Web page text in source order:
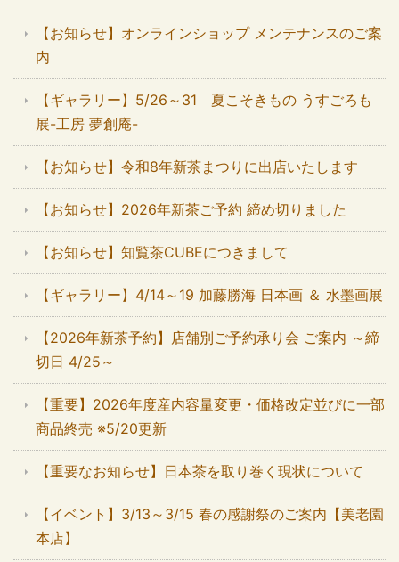
【お知らせ】オンラインショップ メンテナンスのご案
内
【ギャラリー】5/26～31 夏こそきもの うすごろも
展-工房 夢創庵-
【お知らせ】令和8年新茶まつりに出店いたします
【お知らせ】2026年新茶ご予約 締め切りました
【お知らせ】知覧茶CUBEにつきまして
【ギャラリー】4/14～19 加藤勝海 日本画 ＆ 水墨画展
【2026年新茶予約】店舗別ご予約承り会 ご案内 ～締
切日 4/25～
【重要】2026年度産内容量変更・価格改定並びに一部
商品終売 ※5/20更新
【重要なお知らせ】日本茶を取り巻く現状について
【イベント】3/13～3/15 春の感謝祭のご案内【美老園
本店】